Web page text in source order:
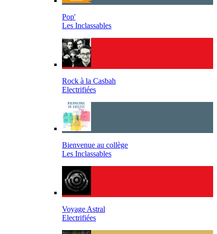
Pop'
Les Inclassables
Rock à la Casbah
Electrifiées
Bienvenue au collège
Les Inclassables
Voyage Astral
Electrifiées